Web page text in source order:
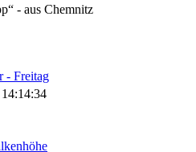
- aus Chemnitz
- Freitag